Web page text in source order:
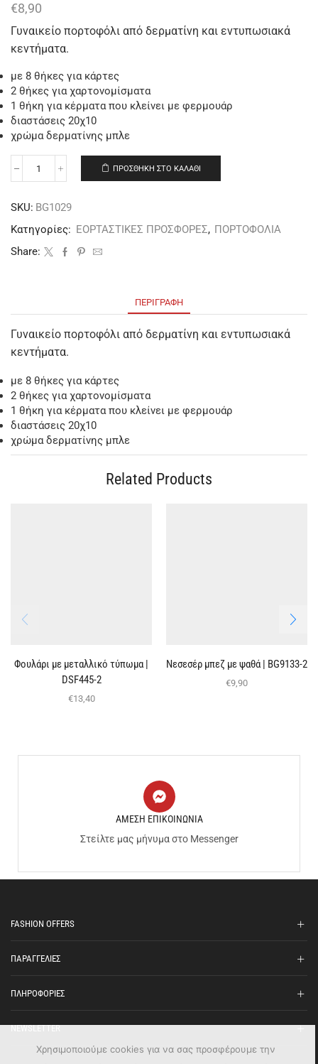
€8,90
Γυναικείο πορτοφόλι από δερματίνη και εντυπωσιακά
κεντήματα.
με 8 θήκες για κάρτες
2 θήκες για χαρτονομίσματα
1 θήκη για κέρματα που κλείνει με φερμουάρ
διαστάσεις 20χ10
χρώμα δερματίνης μπλε
ΠΡΟΣΘΉΚΗ ΣΤΟ ΚΑΛΆΘΙ
SKU: BG1029
Κατηγορίες: ΕΟΡΤΑΣΤΙΚΕΣ ΠΡΟΣΦΟΡΕΣ, ΠΟΡΤΟΦΟΛΙΑ
Share:
ΠΕΡΙΓΡΑΦΉ
Γυναικείο πορτοφόλι από δερματίνη και εντυπωσιακά
κεντήματα.
με 8 θήκες για κάρτες
2 θήκες για χαρτονομίσματα
1 θήκη για κέρματα που κλείνει με φερμουάρ
διαστάσεις 20χ10
χρώμα δερματίνης μπλε
Related Products
Φουλάρι με μεταλλικό τύπωμα |
DSF445-2
€13,40
Nεσεσέρ μπεζ με ψαθά | BG9133-2
€9,90
ΑΜΕΣΗ ΕΠΙΚΟΙΝΩΝΙΑ
Στείλτε μας μήνυμα στο Messenger
FASHION OFFERS
ΠΑΡΑΓΓΕΛΙΕΣ
ΠΛΗΡΟΦΟΡΙΕΣ
NEWSLETTER
Χρησιμοποιούμε cookies για να σας προσφέρουμε την